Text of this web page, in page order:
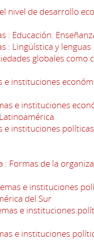
nivel de desarrollo
: Educación.
: Lingüística y lenguas
globales como
instituciones
e instituciones
instituciones
Formas de la
e instituciones
del Sur
e instituciones
e instituciones